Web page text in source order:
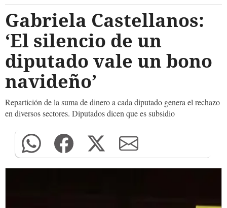
Gabriela Castellanos:
‘El silencio de un
diputado vale un bono
navideño’
Repartición de la suma de dinero a cada diputado genera el rechazo
en diversos sectores. Diputados dicen que es subsidio